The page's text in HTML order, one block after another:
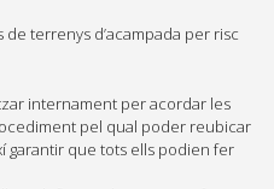
de terrenys d’acampada per risc
internament per acordar les
pel qual poder reubicar
garantir que tots ells podien fer